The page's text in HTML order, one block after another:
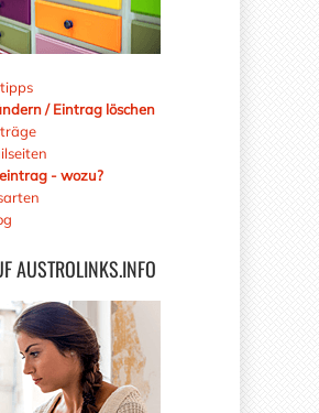
/ Eintrag löschen
- wozu?
AUSTROLINKS.INFO